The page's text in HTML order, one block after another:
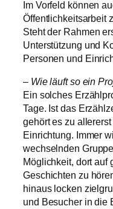
Im Vorfeld können
Öffentlichkeitsarbeit
Steht der Rahmen
Unterstützung und
Personen und
– Wie läuft so ein
Ein solches
Tage. Ist das
gehört es zu
Einrichtung. Immer
wechselnden
Möglichkeit, dort auf
Geschichten zu
hinaus locken
und Besucher in die